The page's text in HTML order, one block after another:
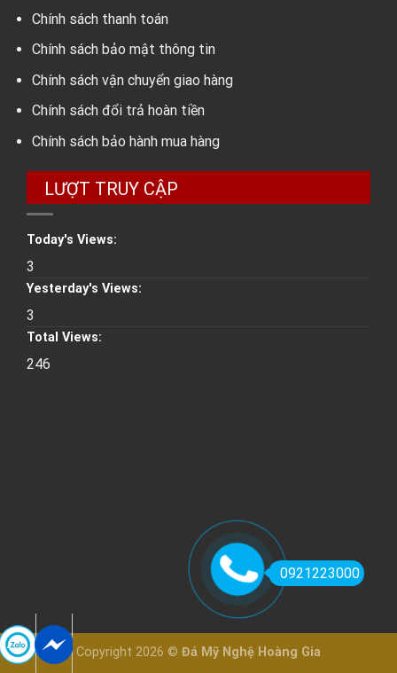
Chính sách thanh toán
Chính sách bảo mật thông tin
Chính sách vận chuyển giao hàng
Chính sách đổi trả hoàn tiền
Chính sách bảo hành mua hàng
LƯỢT TRUY CẬP
Today's Views:
3
Yesterday's Views:
3
Total Views:
246
Copyright 2026 © Đá Mỹ Nghệ Hoàng Gia
0921223000